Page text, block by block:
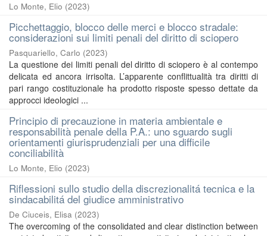
Lo Monte, Elio (2023)
Picchettaggio, blocco delle merci e blocco stradale:
considerazioni sui limiti penali del diritto di sciopero
Pasquariello, Carlo (2023)
La questione dei limiti penali del diritto di sciopero è al contempo
delicata ed ancora irrisolta. L’apparente conflittualità tra diritti di
pari rango costituzionale ha prodotto risposte spesso dettate da
approcci ideologici ...
Principio di precauzione in materia ambientale e
responsabilità penale della P.A.: uno sguardo sugli
orientamenti giurisprudenziali per una difficile
conciliabilità
Lo Monte, Elio (2023)
Riflessioni sullo studio della discrezionalitá tecnica e la
sindacabilitá del giudice amministrativo
De Ciuceis, Elisa (2023)
The overcoming of the consolidated and clear distinction between